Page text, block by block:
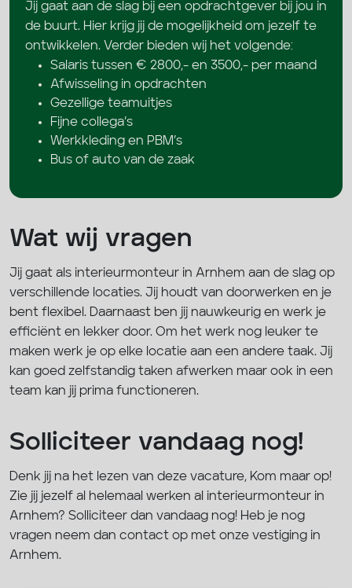
Jij gaat aan de slag bij een opdrachtgever bij jou in
de buurt. Hier krijg jij de mogelijkheid om jezelf te
ontwikkelen. Verder bieden wij het volgende:
Salaris tussen € 2800,- en 3500,- per maand
Afwisseling in opdrachten
Gezellige teamuitjes
Fijne collega’s
Werkkleding en PBM’s
Bus of auto van de zaak
Wat wij vragen
Jij gaat als interieurmonteur in Arnhem aan de slag op
verschillende locaties. Jij houdt van doorwerken en je
bent flexibel. Daarnaast ben jij nauwkeurig en werk je
efficiënt en lekker door. Om het werk nog leuker te
maken werk je op elke locatie aan een andere taak. Jij
kan goed zelfstandig taken afwerken maar ook in een
team kan jij prima functioneren.
Solliciteer vandaag nog!
Denk jij na het lezen van deze vacature, Kom maar op!
Zie jij jezelf al helemaal werken al interieurmonteur in
Arnhem? Solliciteer dan vandaag nog! Heb je nog
vragen neem dan contact op met onze vestiging in
Arnhem.